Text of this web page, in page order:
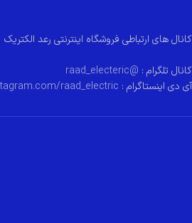
کانال های ارتباطی فروشگاه اینترنتی رعد الکتریک
کانال تلگرام : @raad_electeric
آی دی اینستاگرام : raad_electric